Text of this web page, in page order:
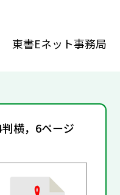
東書Eネット事務局
判横，6ページ